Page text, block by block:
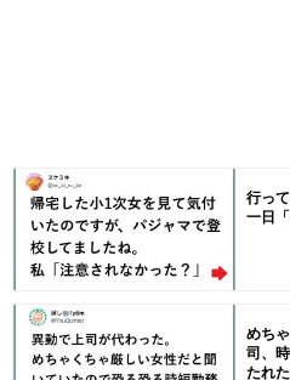
行っ
一日
めち
司、
たれ